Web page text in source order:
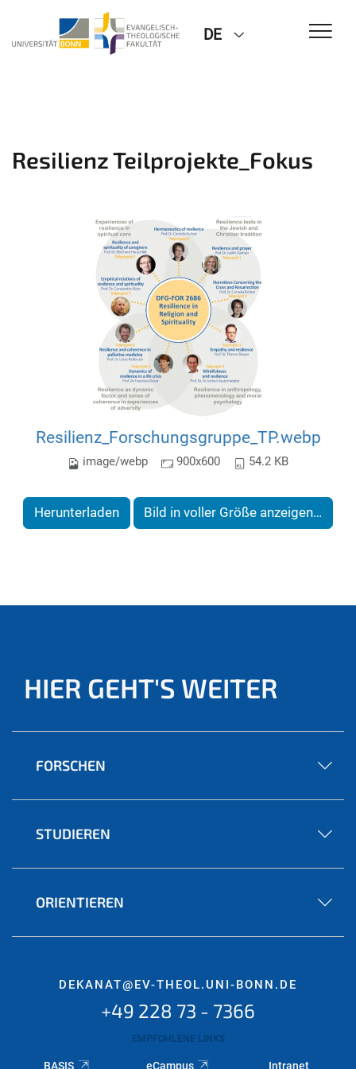
DE
Resilienz Teilprojekte_Fokus
Resilienz_Forschungsgruppe_TP.webp
image/webp 900x600 54.2 KB
Herunterladen Bild in voller Größe anzeigen…
HIER GEHT'S WEITER
FORSCHEN
STUDIEREN
ORIENTIEREN
DEKANAT@EV-THEOL.UNI-BONN.DE
+49 228 73 - 7366
EMPFOHLENE LINKS
BASIS eCampus Intranet